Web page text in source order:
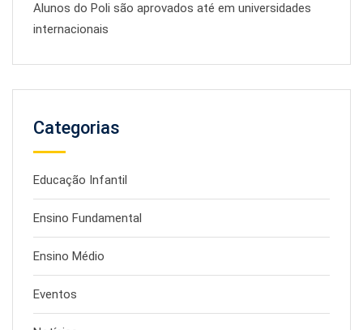
Alunos do Poli são aprovados até em universidades
internacionais
Categorias
Educação Infantil
Ensino Fundamental
Ensino Médio
Eventos